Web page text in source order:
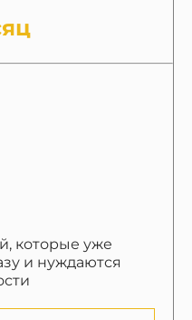
которые уже
и нуждаются